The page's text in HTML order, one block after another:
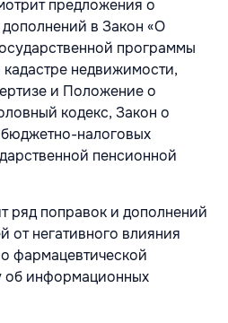
предложения о
в Закон «О
программы
недвижимости,
и Положение о
кодекс, Закон о
налоговых
пенсионной
ряд поправок и дополнений
от негативного влияния
фармацевтической
об информационных